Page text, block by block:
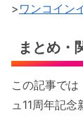
> ワンコイン
まとめ・
この記事で
ュ11周年記